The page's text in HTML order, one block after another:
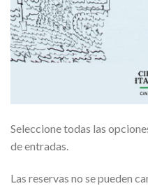
Seleccione todas las
de entradas.
Las reservas no se pueden